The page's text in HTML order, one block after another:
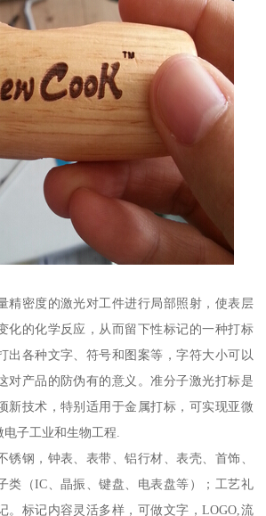
精密度的激光对工件进行局部照射，使表层
化的化学反应，从而留下性标记的一种打标
出各种文字、符号和图案等，字符大小可以
对产品的防伪有的意义。准分子激光打标是
新技术，特别适用于金属打标，可实现亚微
子工业和生物工程.
锈钢，钟表、表带、铝行材、表壳、首饰、
类（IC、晶振、键盘、电表盘等）；工艺礼
。标记内容灵活多样，可做文字，LOGO,流